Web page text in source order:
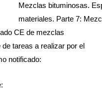
Mezclas bituminosas.
materiales. Parte 7:
CE de mezclas
tareas a realizar por el
notificado: